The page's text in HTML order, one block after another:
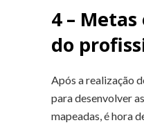
4 –
do
Após a realização
para desenvolver
mapeadas, é hora